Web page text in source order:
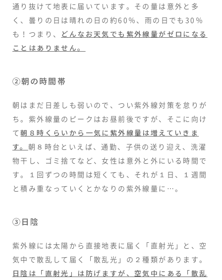
通り抜けて地表に届いています。その量は意外と多
く、曇りの日は晴れの日の約60％、雨の日でも30％
も！つまり、 どんなお天気でも紫外線量がゼロになる
ことはありません。
②朝の時間帯
朝はまだ日差しも弱いので、つい紫外線対策を怠りが
ち。紫外線量のピークはお昼前後ですが、そこに向け
て朝８時くらいから一気に紫外線量は増えていきま
す。 朝８時台といえば、通勤、子供の送り迎え、洗濯
物干し、ゴミ捨てなど、女性は意外と外にいる時間で
す。１回ずつの時間は短くても、それが１日、１週間
と積み重なっていくとかなりの紫外線量に…。
③日陰
紫外線には太陽から直接地表に届く「直射光」と、空
気中で散乱して届く「散乱光」の２種類があります。
日陰は「直射光」は防げますが、空気中にある「散乱